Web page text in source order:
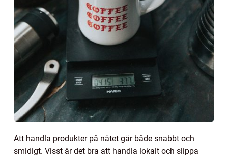
Att handla produkter på nätet går både snabbt och
smidigt. Visst är det bra att handla lokalt och slippa